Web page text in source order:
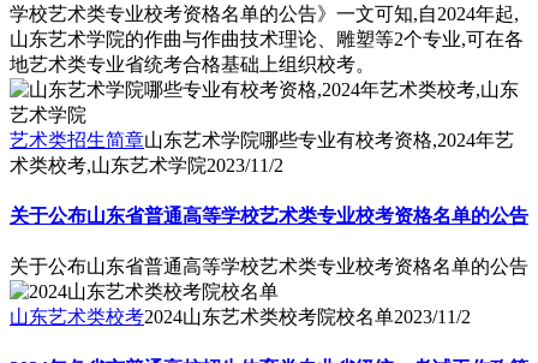
学校艺术类专业校考资格名单的公告》一文可知,自2024年起,
山东艺术学院的作曲与作曲技术理论、雕塑等2个专业,可在各
地艺术类专业省统考合格基础上组织校考。
艺术类招生简章山东艺术学院哪些专业有校考资格,2024年艺
术类校考,山东艺术学院2023/11/2
关于公布山东省普通高等学校艺术类专业校考资格名单的公告
关于公布山东省普通高等学校艺术类专业校考资格名单的公告
山东艺术类校考2024山东艺术类校考院校名单2023/11/2